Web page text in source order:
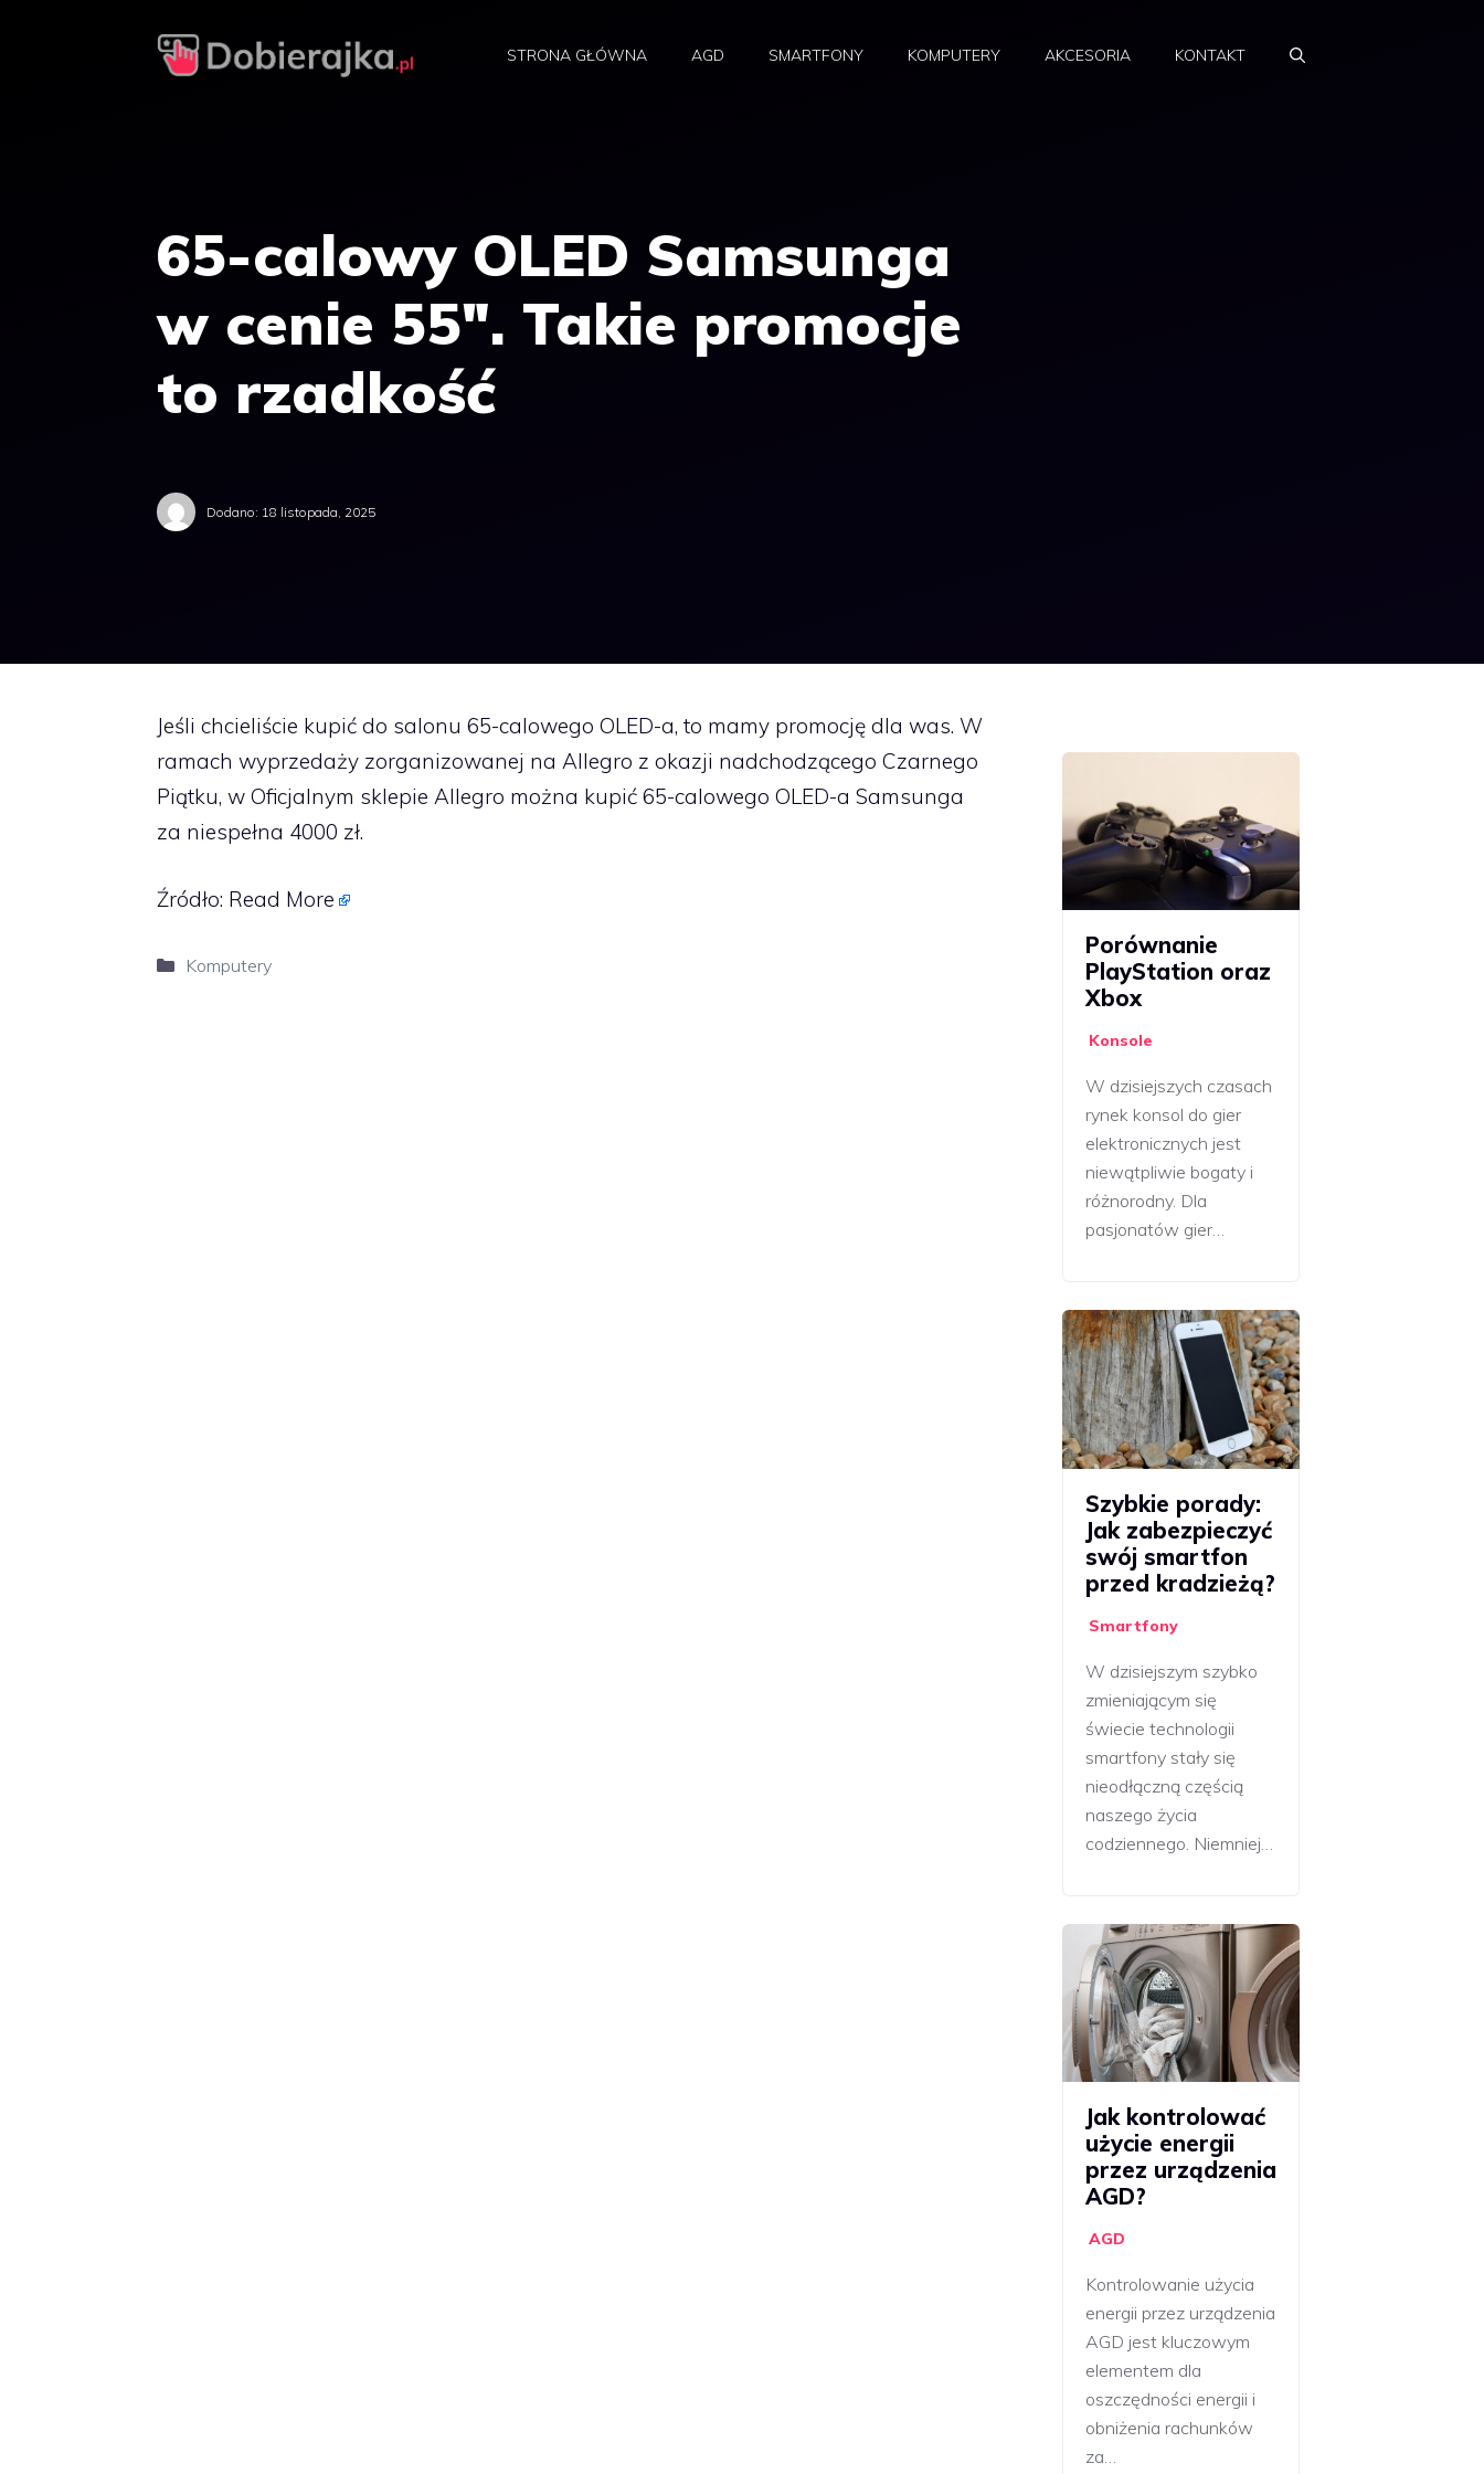
STRONA GŁÓWNA AGD SMARTFONY KOMPUTERY AKCESORIA KONTAKT
65-calowy OLED Samsunga
w cenie 55″. Takie promocje
to rzadkość
Dodano: 18 listopada, 2025
Jeśli chcieliście kupić do salonu 65-calowego OLED-a, to mamy promocję dla was. W
ramach wyprzedaży zorganizowanej na Allegro z okazji nadchodzącego Czarnego
Piątku, w Oficjalnym sklepie Allegro można kupić 65-calowego OLED-a Samsunga
za niespełna 4000 zł.
Źródło: Read More
Kategorie
Komputery
Porównanie
PlayStation oraz
Xbox
Konsole
W dzisiejszych czasach
rynek konsol do gier
elektronicznych jest
niewątpliwie bogaty i
różnorodny. Dla
pasjonatów gier…
Szybkie porady:
Jak zabezpieczyć
swój smartfon
przed kradzieżą?
Smartfony
W dzisiejszym szybko
zmieniającym się
świecie technologii
smartfony stały się
nieodłączną częścią
naszego życia
codziennego. Niemniej…
Jak kontrolować
użycie energii
przez urządzenia
AGD?
AGD
Kontrolowanie użycia
energii przez urządzenia
AGD jest kluczowym
elementem dla
oszczędności energii i
obniżenia rachunków
za…